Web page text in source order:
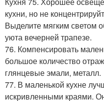
кухни, но не
Выделите мягким светом
уюта вечерней трапезе.
76. Компенсировать
большое количество
глянцевые эмали, металл.
77. В маленькой кухне
искривленными краями.